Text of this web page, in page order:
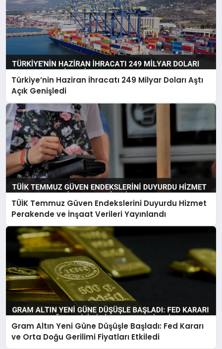
Türkiye’nin Haziran İhracatı 249 Milyar Doları Aştı
Açık Genişledi
TÜİK Temmuz Güven Endekslerini Duyurdu Hizmet
Perakende ve İnşaat Verileri Yayınlandı
Gram Altın Yeni Güne Düşüşle Başladı: Fed Kararı
ve Orta Doğu Gerilimi Fiyatları Etkiledi